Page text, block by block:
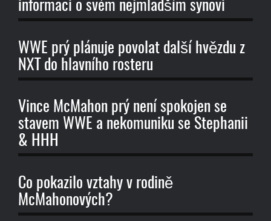
informaci o svém nejmladším synovi
WWE prý plánuje povolat další hvězdu z
NXT do hlavního rosteru
Vince McMahon prý není spokojen se
stavem WWE a nekomuniku se Stephanii
& HHH
Co pokazilo vztahy v rodině
McMahonových?